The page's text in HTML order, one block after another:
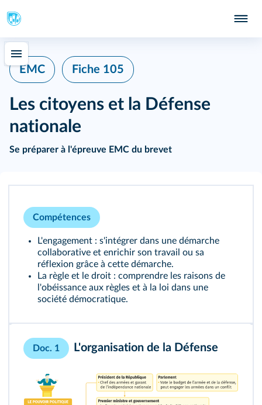
EMC Fiche 105
Les citoyens et la Défense
nationale
Se préparer à l'épreuve EMC du brevet
Compétences
L'engagement : s'intégrer dans une démarche
collaborative et enrichir son travail ou sa
réflexion grâce à cette démarche.
La règle et le droit : comprendre les raisons de
l'obéissance aux règles et à la loi dans une
société démocratique.
Doc. 1 L'organisation de la Défense